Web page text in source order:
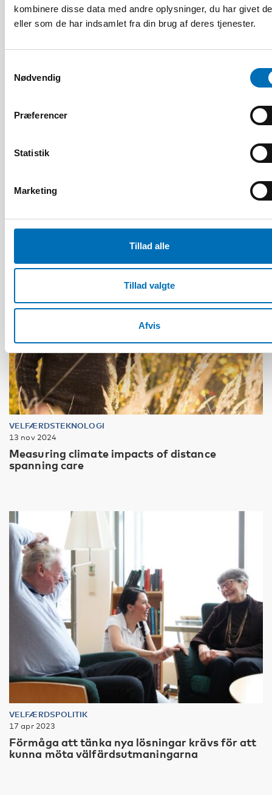
kombinere disse data med andre oplysninger, du har givet
eller som de har indsamlet fra din brug af deres tjenester.
Nødvendig
Præferencer
Statistik
Marketing
Tillad alle
Tillad valgte
Afvis
25 aug 2025
VELFÆRDSTEKNOLOGI
13 nov 2024
Measuring climate impacts of distance
spanning care
VELFÆRDSPOLITIK
17 apr 2023
Förmåga att tänka nya lösningar krävs för att
kunna möta välfärdsutmaningarna